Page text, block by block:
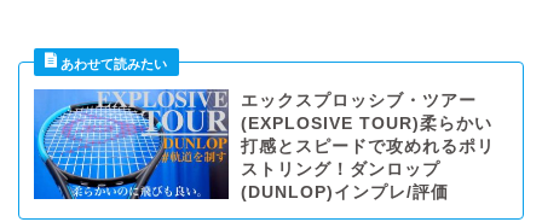
エックスプロッシブ・ツアー
(EXPLOSIVE TOUR)柔らかい
打感とスピードで攻めれるポリ
ストリング！ダンロップ
(DUNLOP)インプレ/評価